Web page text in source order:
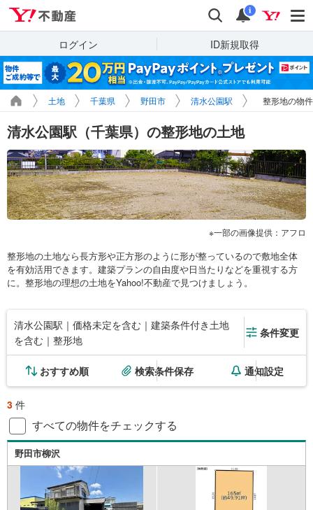
検索 通知
i
ログイン ID新規取得
土地 千葉県 野田市 清水公園駅 整形地の物
清水公園駅（千葉県）の整形地の土地
一部の画像提供：アフロ
整形地の土地なら長方形や正方形のように形が整っているので敷地全体
を有効活用できます。建築プランの自由度や日当たりなどを重視する方
に。整形地の理想の土地をYahoo!不動産で見つけましょう。
清水公園駅｜価格未定を含む｜建築条件付き土地
を含む｜整形地
条件変更
おすすめ順 検索条件保存 通知設定
3 件
すべての物件をチェックする
野田市柳沢